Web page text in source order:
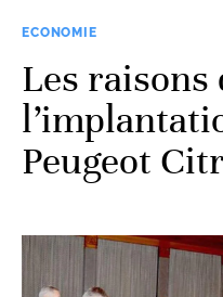
ECONOMIE
Les raisons
Peugeot